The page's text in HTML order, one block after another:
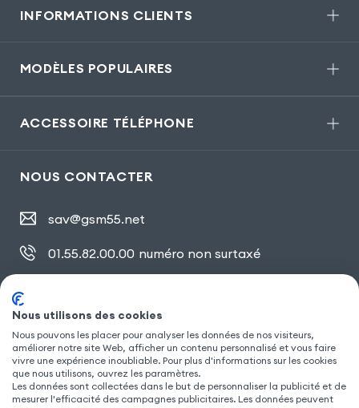
INFORMATIONS CLIENTS
MODÈLES POPULAIRES
ACCESSOIRE TÉLÉPHONE
NOUS CONTACTER
sav@gsm55.net
01.55.82.00.00 numéro non surtaxé
SUIVEZ NOUS
Nous utilisons des cookies
Nous pouvons les placer pour analyser les données de nos visiteurs,
améliorer notre site Web, afficher un contenu personnalisé et vous faire
vivre une expérience inoubliable. Pour plus d'informations sur les cookies
que nous utilisons, ouvrez les paramètres.
Les données sont collectées dans le but de personnaliser la publicité et de
mesurer l'efficacité des campagnes publicitaires. Les données peuvent